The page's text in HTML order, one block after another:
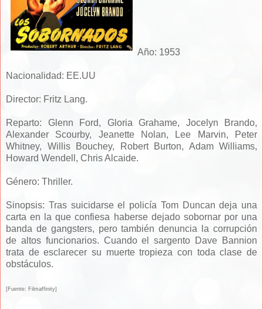
Año: 1953
Nacionalidad: EE.UU
Director: Fritz Lang.
Reparto: Glenn Ford, Gloria Grahame, Jocelyn Brando,
Alexander Scourby, Jeanette Nolan, Lee Marvin, Peter
Whitney, Willis Bouchey, Robert Burton, Adam Williams,
Howard Wendell, Chris Alcaide.
Género: Thriller.
Sinopsis: Tras suicidarse el policía Tom Duncan deja una
carta en la que confiesa haberse dejado sobornar por una
banda de gangsters, pero también denuncia la corrupción
de altos funcionarios. Cuando el sargento Dave Bannion
trata de esclarecer su muerte tropieza con toda clase de
obstáculos.
[Fuente: Filmaffinity]